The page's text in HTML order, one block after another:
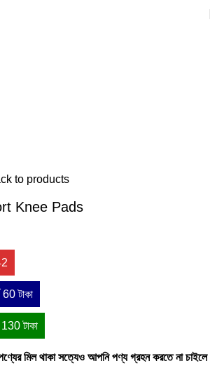
to products
Knee Pads
60 টাকা
130 টাকা
পণ্যের মিল থাকা সত্যেও আপনি পণ্য গ্রহন করতে না চাইলে